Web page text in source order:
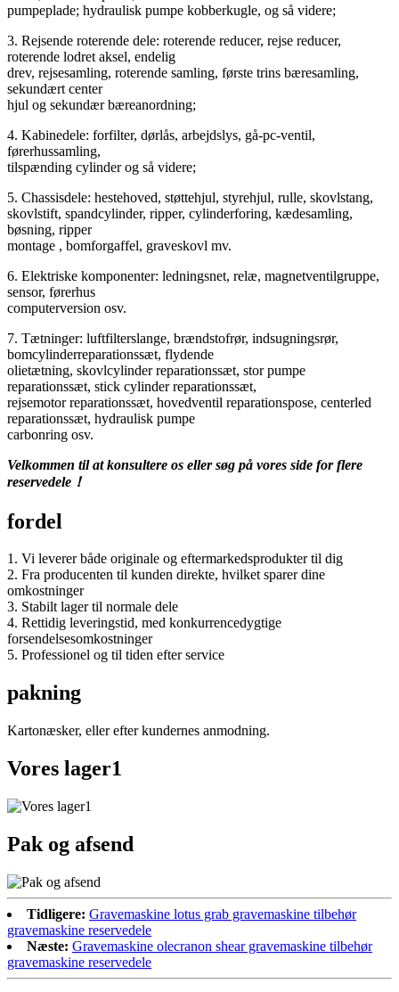
pumpeplade; hydraulisk pumpe kobberkugle, og så videre;
3. Rejsende roterende dele: roterende reducer, rejse reducer,
roterende lodret aksel, endelig
drev, rejsesamling, roterende samling, første trins bæresamling,
sekundært center
hjul og sekundær bæreanordning;
4. Kabinedele: forfilter, dørlås, arbejdslys, gå-pc-ventil,
førerhussamling,
tilspænding cylinder og så videre;
5. Chassisdele: hestehoved, støttehjul, styrehjul, rulle, skovlstang,
skovlstift, spandcylinder, ripper, cylinderforing, kædesamling,
bøsning, ripper
montage , bomforgaffel, graveskovl mv.
6. Elektriske komponenter: ledningsnet, relæ, magnetventilgruppe,
sensor, førerhus
computerversion osv.
7. Tætninger: luftfilterslange, brændstofrør, indsugningsrør,
bomcylinderreparationssæt, flydende
olietætning, skovlcylinder reparationssæt, stor pumpe
reparationssæt, stick cylinder reparationssæt,
rejsemotor reparationssæt, hovedventil reparationspose, centerled
reparationssæt, hydraulisk pumpe
carbonring osv.
Velkommen til at konsultere os eller søg på vores side for flere
reservedele！
fordel
1. Vi leverer både originale og eftermarkedsprodukter til dig
2. Fra producenten til kunden direkte, hvilket sparer dine
omkostninger
3. Stabilt lager til normale dele
4. Rettidig leveringstid, med konkurrencedygtige
forsendelsesomkostninger
5. Professionel og til tiden efter service
pakning
Kartonæsker, eller efter kundernes anmodning.
Vores lager1
Pak og afsend
Tidligere: Gravemaskine lotus grab gravemaskine tilbehør
gravemaskine reservedele
Næste: Gravemaskine olecranon shear gravemaskine tilbehør
gravemaskine reservedele